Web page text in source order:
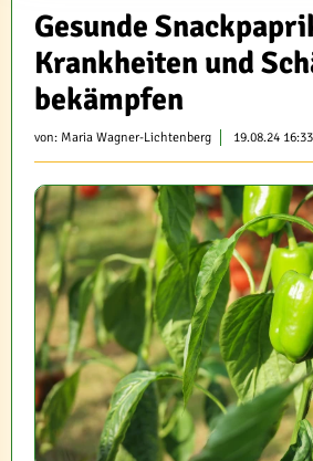
Gesunde
Krankheiten und
bekämpfen
von: Maria Wagner-Lichtenberg 19.08.24 16:33